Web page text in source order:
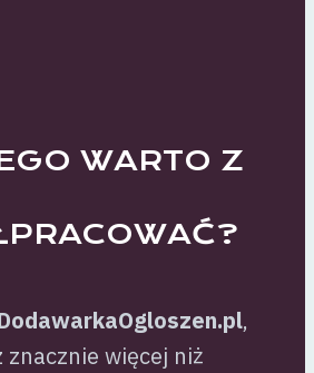
WARTO Z
,
więcej niż